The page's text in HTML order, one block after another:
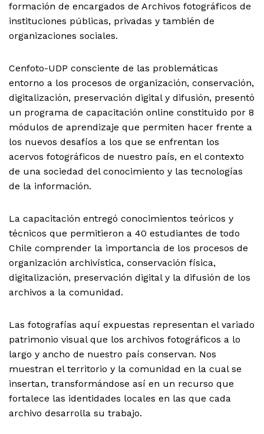
formación de encargados de Archivos fotográficos de
instituciones públicas, privadas y también de
organizaciones sociales.
Cenfoto-UDP consciente de las problemáticas
entorno a los procesos de organización, conservación,
digitalización, preservación digital y difusión, presentó
un programa de capacitación online constituido por 8
módulos de aprendizaje que permiten hacer frente a
los nuevos desafíos a los que se enfrentan los
acervos fotográficos de nuestro país, en el contexto
de una sociedad del conocimiento y las tecnologías
de la información.
La capacitación entregó conocimientos teóricos y
técnicos que permitieron a 40 estudiantes de todo
Chile comprender la importancia de los procesos de
organización archivística, conservación física,
digitalización, preservación digital y la difusión de los
archivos a la comunidad.
Las fotografías aquí expuestas representan el variado
patrimonio visual que los archivos fotográficos a lo
largo y ancho de nuestro país conservan. Nos
muestran el territorio y la comunidad en la cual se
insertan, transformándose así en un recurso que
fortalece las identidades locales en las que cada
archivo desarrolla su trabajo.